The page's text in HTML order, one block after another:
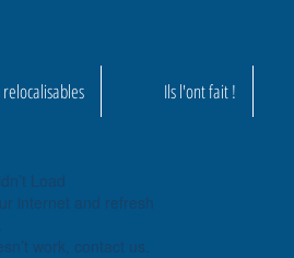
Ils l'ont fait !
Load
internet and refresh
work, contact us.